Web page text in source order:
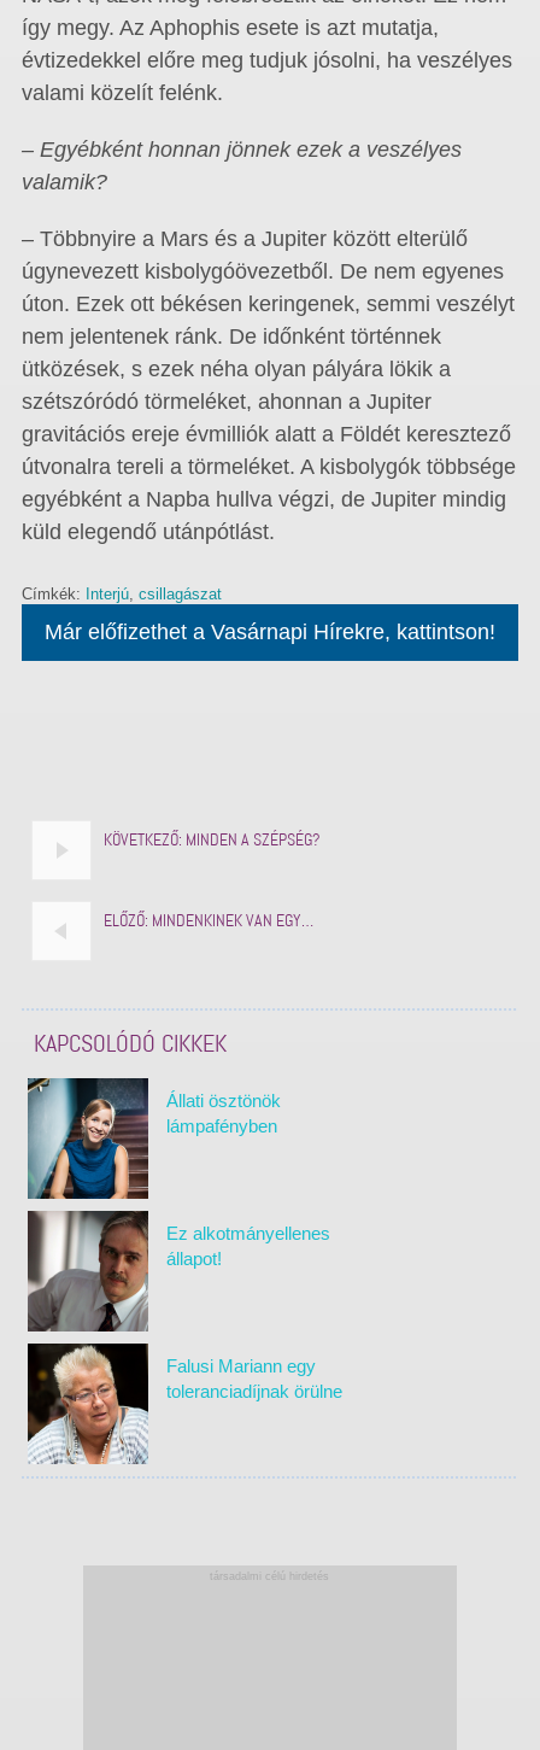
így megy. Az Aphophis esete is azt mutatja,
évtizedekkel előre meg tudjuk jósolni, ha veszélyes
valami közelít felénk.
– Egyébként honnan jönnek ezek a veszélyes
valamik?
– Többnyire a Mars és a Jupiter között elterülő
úgynevezett kisbolygóövezetből. De nem egyenes
úton. Ezek ott békésen keringenek, semmi veszélyt
nem jelentenek ránk. De időnként történnek
ütközések, s ezek néha olyan pályára lökik a
szétszóródó törmeléket, ahonnan a Jupiter
gravitációs ereje évmilliók alatt a Földét keresztező
útvonalra tereli a törmeléket. A kisbolygók többsége
egyébként a Napba hullva végzi, de Jupiter mindig
küld elegendő utánpótlást.
Címkék: Interjú, csillagászat
Már előfizethet a Vasárnapi Hírekre, kattintson!
KÖVETKEZŐ: MINDEN A SZÉPSÉG?
ELŐZŐ: MINDENKINEK VAN EGY…
KAPCSOLÓDÓ CIKKEK
Állati ösztönök
lámpafényben
Ez alkotmányellenes
állapot!
Falusi Mariann egy
toleranciadíjnak örülne
társadalmi célú hirdetés